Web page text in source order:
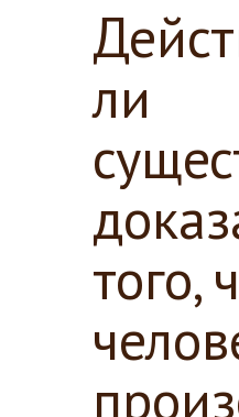
ли
того,